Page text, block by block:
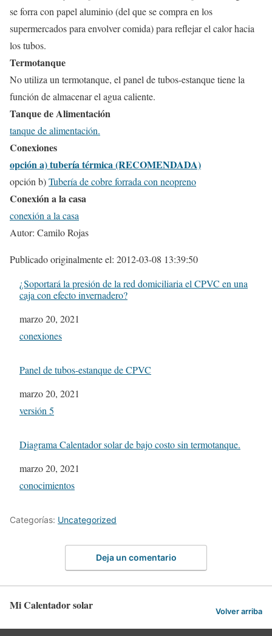
se forra con papel aluminio (del que se compra en los
supermercados para envolver comida) para reflejar el calor hacia
los tubos.
Termotanque
No utiliza un termotanque, el panel de tubos-estanque tiene la
función de almacenar el agua caliente.
Tanque de Alimentación
tanque de alimentación.
Conexiones
opción a) tubería térmica (RECOMENDADA)
opción b)Tubería de cobre forrada con neopreno
Conexión a la casa
conexión a la casa
Autor: Camilo Rojas
Publicado originalmente el: 2012-03-08 13:39:50
¿Soportará la presión de la red domiciliaria el CPVC en una
caja con efecto invernadero?
Fecha
marzo 20, 2021
In relation to
conexiones
Panel de tubos-estanque de CPVC
Fecha
marzo 20, 2021
In relation to
versión 5
Diagrama Calentador solar de bajo costo sin termotanque.
Fecha
marzo 20, 2021
In relation to
conocimientos
Categorías: Uncategorized
Deja un comentario
Mi Calentador solar Volver arriba